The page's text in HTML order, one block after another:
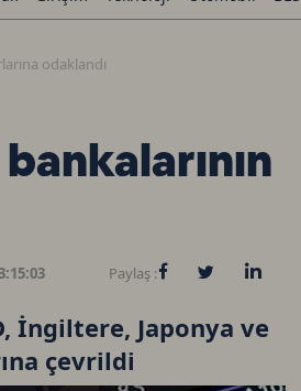
odaklandı
Paylaş :
İngiltere, Japonya ve
çevrildi